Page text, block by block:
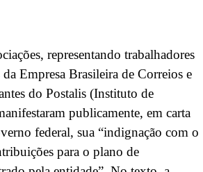
representando trabalhadores
Empresa Brasileira de Correios e
do Postalis (Instituto de
publicamente, em carta
federal, sua “indignação com o
para o plano de